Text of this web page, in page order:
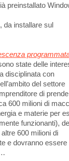
preinstallato
da installare sul
state delle
disciplinata con
del settore
di
600 milioni di
e materie per
funzionanti),
600 milioni di
e dovranno essere